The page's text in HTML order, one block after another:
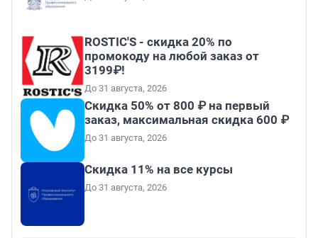
ROSTIC'S - скидка 20% по
промокоду на любой заказ от
3199₽!
До 31 августа, 2026
Скидка 50% от 800 ₽ на первый
заказ, максимальная скидка 600 ₽
До 31 августа, 2026
Скидка 11% на все курсы
До 31 августа, 2026